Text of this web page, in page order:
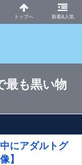
新着&人気
VIP
最も黒い物
にアダルトグ
】